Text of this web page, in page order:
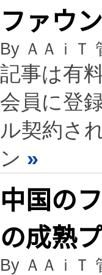
ファウ
By ＡＡｉＴ
記事は有
会員に登
ル契約さ
ン »
中国の
の成熟
By ＡＡｉＴ